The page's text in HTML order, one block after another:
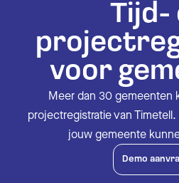
Tijd-
voor
Meer dan 30 gemeenten
projectregistratie van
jouw gemeente
Demo